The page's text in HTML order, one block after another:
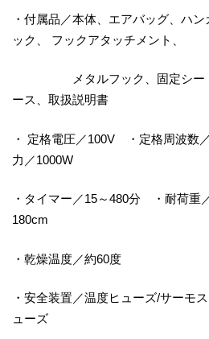
・付属品／本体、エアバッグ、ハ
ック、 フックアタッチメント、
メタルフック、固定シート
ース、取扱説明書
・ 定格電圧／100V ・定格周波数
力／1000W
・タイマー／15～480分 ・耐荷
180cm
・乾燥温度／約60度
・安全装置／温度ヒューズ/サーモ
ューズ